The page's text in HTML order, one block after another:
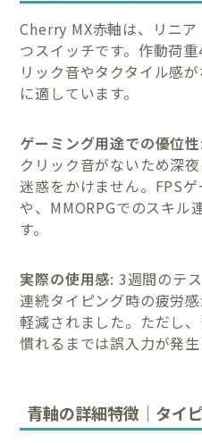
Cherry MX赤軸は、リニ
つスイッチです。作動荷
リック音やタクタイル感
に適しています。
ゲーミング用途での優位性
クリック音がないため深
迷惑をかけません。FPS
や、MMORPGでのスキル
す。
実際の使用感: 3週間のテ
連続タイピング時の疲労
軽減されました。ただし
慣れるまでは誤入力が発
青軸の詳細特徴｜タイ